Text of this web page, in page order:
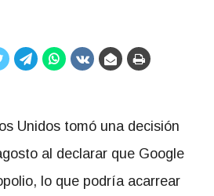
Unidos tomó una decisión
al declarar que Google
lo que podría acarrear